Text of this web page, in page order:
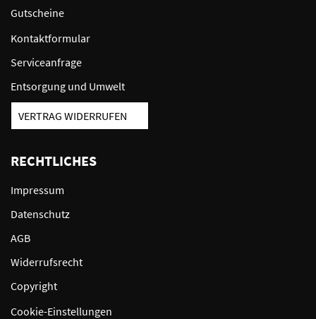
Gutscheine
Kontaktformular
Serviceanfrage
Entsorgung und Umwelt
VERTRAG WIDERRUFEN
RECHTLICHES
Impressum
Datenschutz
AGB
Widerrufsrecht
Copyright
Cookie-Einstellungen